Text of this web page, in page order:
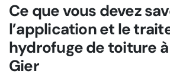
Ce que vous devez
l’application et le
hydrofuge de toiture à
Gier